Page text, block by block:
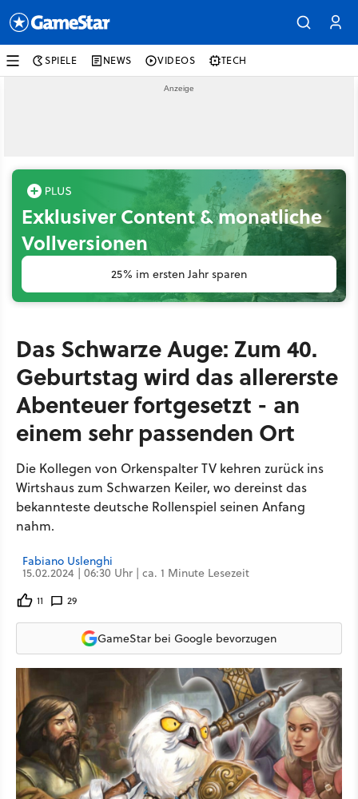
SPIELE NEWS VIDEOS TECH
Exklusiver Content & monatliche
Vollversionen
25% im ersten Jahr sparen
Das Schwarze Auge: Zum 40.
Geburtstag wird das allererste
Abenteuer fortgesetzt - an
einem sehr passenden Ort
Die Kollegen von Orkenspalter TV kehren zurück ins
Wirtshaus zum Schwarzen Keiler, wo dereinst das
bekannteste deutsche Rollenspiel seinen Anfang
nahm.
Fabiano Uslenghi
15.02.2024 | 06:30 Uhr | ca. 1 Minute Lesezeit
11 29
GameStar bei Google bevorzugen